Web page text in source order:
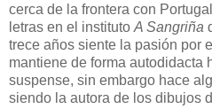
cerca de la frontera con
letras en el instituto A Sangriña
trece años siente la pasión por
mantiene de forma autodidacta
suspense, sin embargo hace
siendo la autora de los dibujos